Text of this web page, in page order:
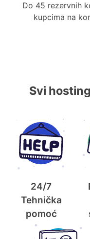
Do 45 rezervnih
kupcima na
Svi
24/7
Tehnička
pomoć